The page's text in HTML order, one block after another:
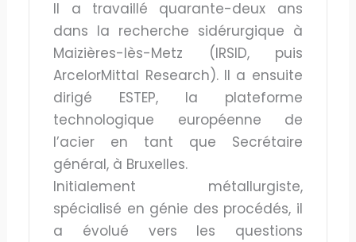
Il a travaillé quarante-deux ans
dans la recherche sidérurgique à
Maizières-lès-Metz (IRSID, puis
ArcelorMittal Research). Il a ensuite
dirigé ESTEP, la plateforme
technologique européenne de
l’acier en tant que Secrétaire
général, à Bruxelles.
Initialement métallurgiste,
spécialisé en génie des procédés, il
a évolué vers les questions